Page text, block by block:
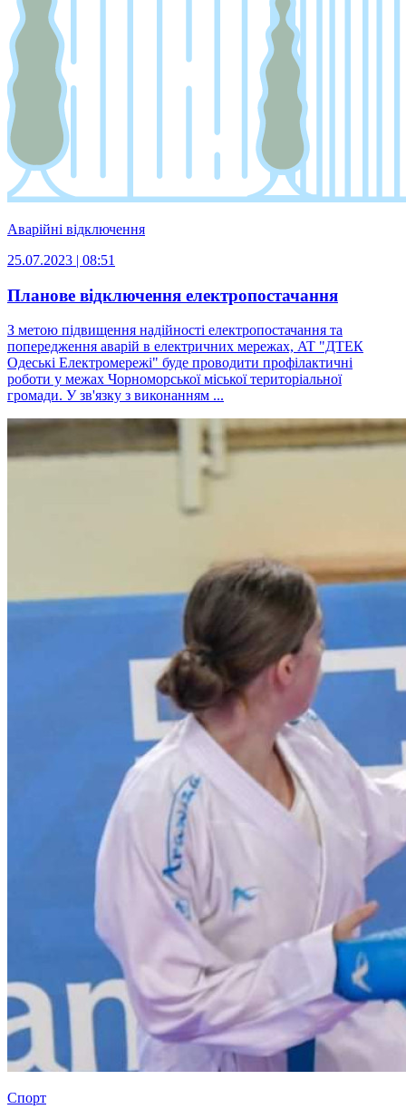
Аварійні відключення
25.07.2023 | 08:51
Планове відключення електропостачання
З метою підвищення надійності електропостачання та
попередження аварій в електричних мережах, AT "ДТЕК
Одеські Електромережі" буде проводити профілактичні
роботи у межах Чорноморської міської територіальної
громади. У зв'язку з виконанням ...
Спорт